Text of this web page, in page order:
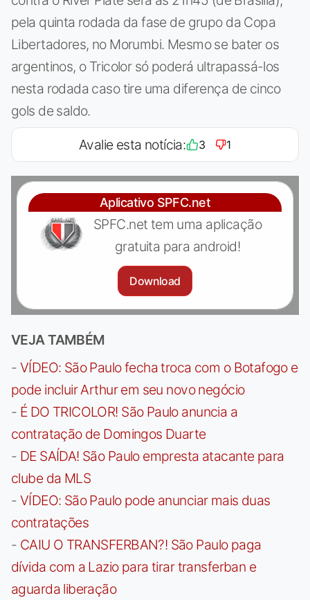
pela quinta rodada da fase de grupo da Copa
Libertadores, no Morumbi. Mesmo se bater os
argentinos, o Tricolor só poderá ultrapassá-los
nesta rodada caso tire uma diferença de cinco
gols de saldo.
Avalie esta notícia: 3 1
Aplicativo SPFC.net
SPFC.net tem uma aplicação
gratuita para android!
Download
VEJA TAMBÉM
- VÍDEO: São Paulo fecha troca com o Botafogo e
pode incluir Arthur em seu novo negócio
- É DO TRICOLOR! São Paulo anuncia a
contratação de Domingos Duarte
- DE SAÍDA! São Paulo empresta atacante para
clube da MLS
- VÍDEO: São Paulo pode anunciar mais duas
contratações
- CAIU O TRANSFERBAN?! São Paulo paga
dívida com a Lazio para tirar transferban e
aguarda liberação